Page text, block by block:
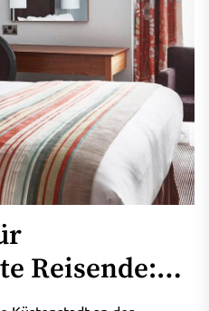
Reisende:
in